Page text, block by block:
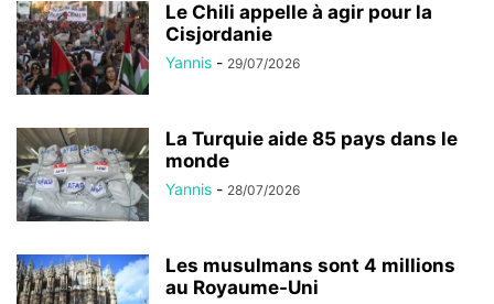
Le Chili appelle à agir pour la
Cisjordanie
Yannis - 29/07/2026
La Turquie aide 85 pays dans le
monde
Yannis - 28/07/2026
Les musulmans sont 4 millions
au Royaume-Uni